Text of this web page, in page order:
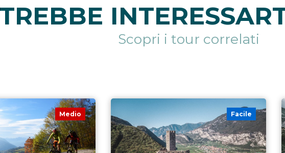
Scopri i tour correlati
Medio Facile